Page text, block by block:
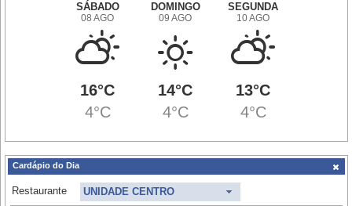
SÁBADO
08 AGO
16°C
4°C
DOMINGO
09 AGO
14°C
4°C
SEGUNDA
10 AGO
13°C
4°C
Cardápio do Dia
Restaurante UNIDADE CENTRO